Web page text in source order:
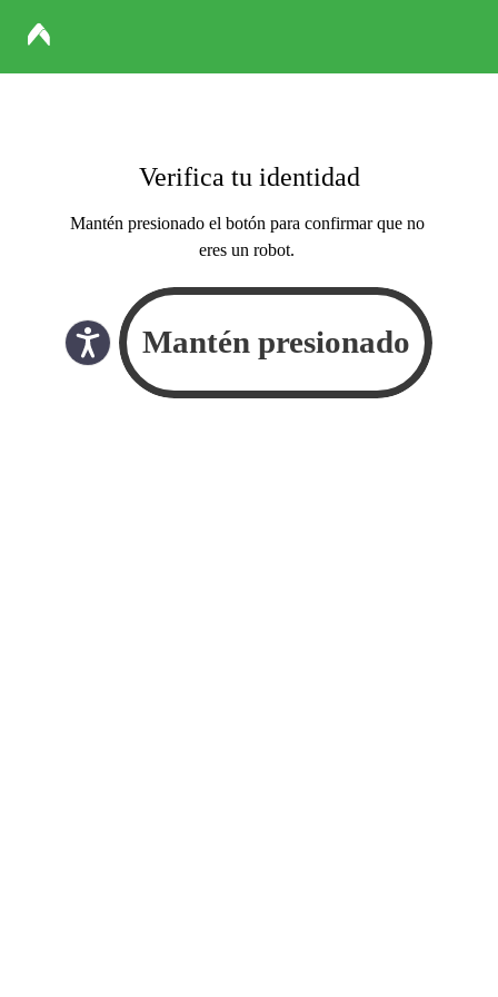
Verifica tu identidad
Mantén presionado el botón para confirmar que no
eres un robot.